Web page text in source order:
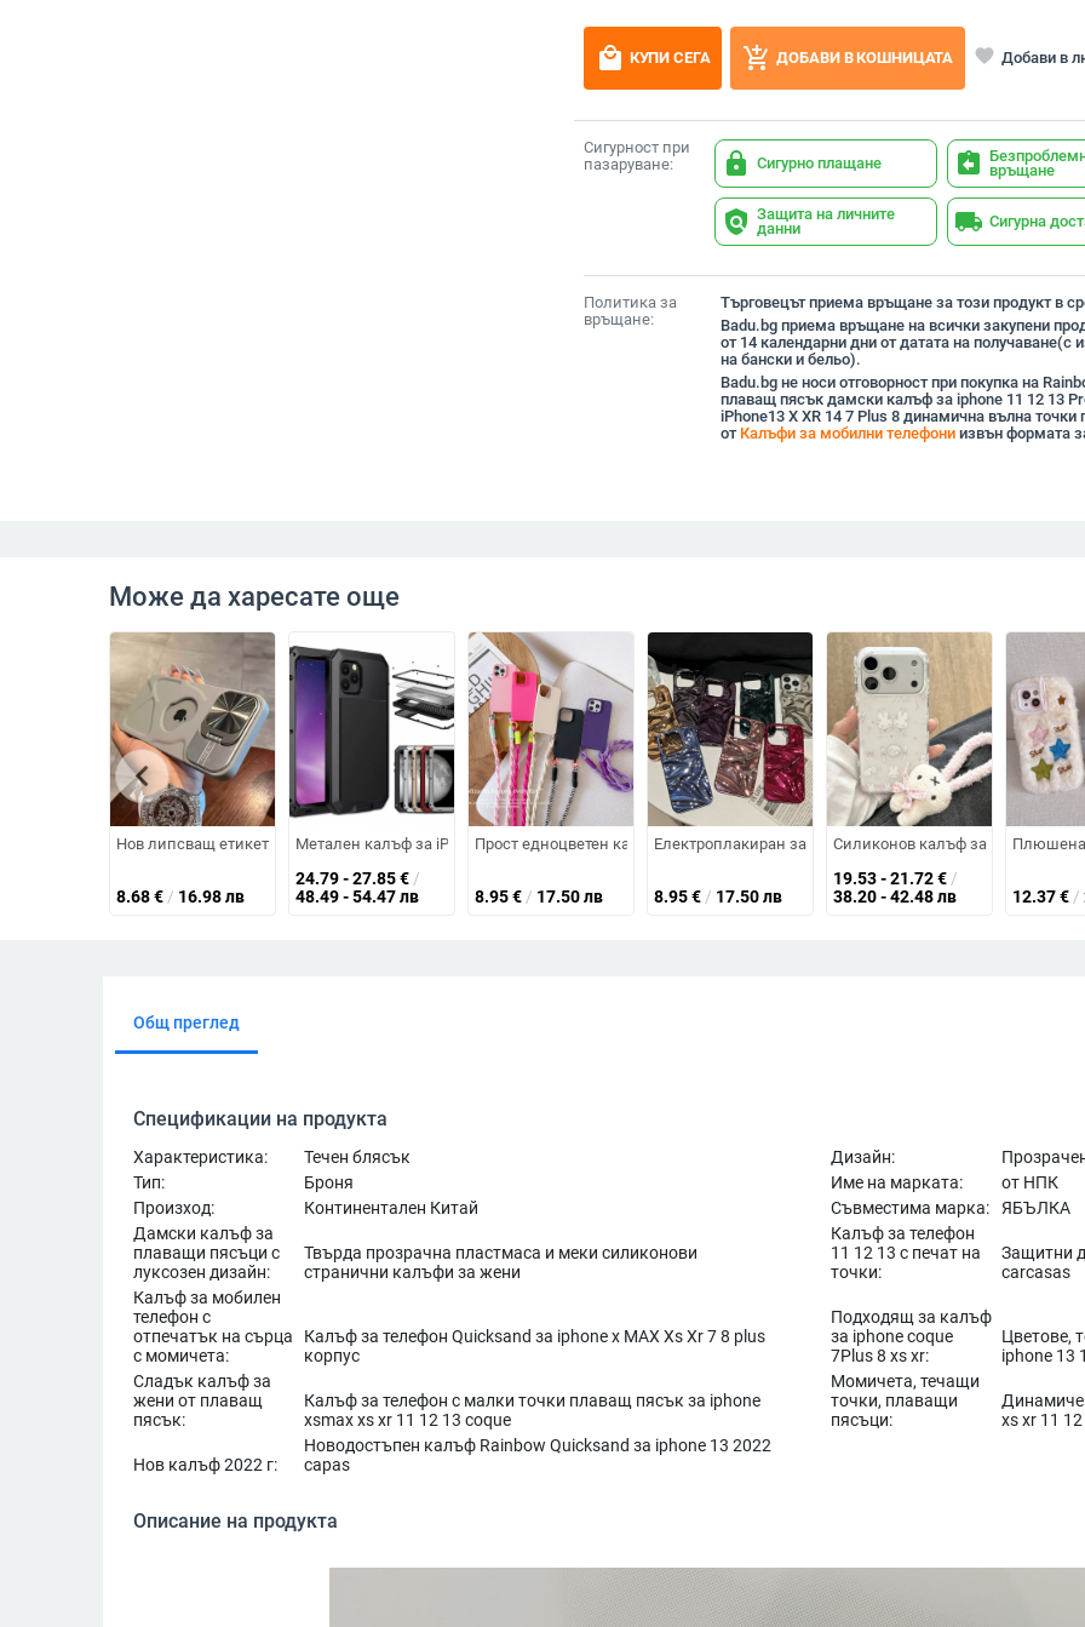
local_mall КУПИ СЕГА add_shopping_cart ДОБАВИ В КОШНИЦАТА favorite Добави в
Сигурност при
пазаруване:
lock Сигурно плащане assignment_return връщане
policy Защита на личните
данни
local_shipping Сигурна
Политика за
връщане:
Търговецът приема връщане за този продукт в
Badu.bg приема връщане на всички закупени
от 14 календарни дни от датата на получаване(с
на бански и бельо).
Badu.bg не носи отговорност при покупка на
плаващ пясък дамски калъф за iphone 11 12 13
iPhone13 X XR 14 7 Plus 8 динамична вълна точки
от Калъфи за мобилни телефониизвън формата
Може да харесате още
Нов липсващ етикет с голям прозорец за iPhone 15promax, калъф за телефон Apple 14, едноцветен, 13pro, мек 12/11
8.68€ / 16.98 лв
Метален калъф за iPhone 7/8/11/12/X с тройна защита: удароустойчив, прахоустойчив и запечатан
24.79 - 27.85€ /
48.49 - 54.47 лв
Прост едноцветен калъф за телефон Apple Phone 15pro/14pro, защитен калъф с
8.95€ / 17.50 лв
Електроплакиран заден калъф със 3D водни вълни и
8.95€ / 17.50 лв
Силиконов калъф за телефон с
19.53 - 21.72€ /
38.20 - 42.48 лв
Плюшена
12.37€ /
chevron_left
Общ преглед
Спецификации на продукта
Характеристика: Течен блясък Дизайн:
Тип:
Броня Име на марката:
от НПК
Произход:
Континентален Китай Съвместима марка:
ЯБЪЛКА
Дамски калъф за
плаващи пясъци с
луксозен дизайн:
Твърда прозрачна пластмаса и меки силиконови
странични калъфи за жени
Калъф за телефон
11 12 13 с печат на
точки:
Защитни
carcasas
Калъф за мобилен
телефон с
отпечатък на сърца
с момичета:
Калъф за телефон Quicksand за iphone x MAX Xs Xr 7 8 plus
корпус
Подходящ за калъф
за iphone coque
7Plus 8 xs xr:
Цветове,
iphone 13
Сладък калъф за
жени от плаващ
пясък:
Калъф за телефон с малки точки плаващ пясък за iphone
xsmax xs xr 11 12 13 coque
Момичета, течащи
точки, плаващи
пясъци:
xs xr 11
Нов калъф 2022 г:
Новодостъпен калъф Rainbow Quicksand за iphone 13 2022
capas
Описание на продукта